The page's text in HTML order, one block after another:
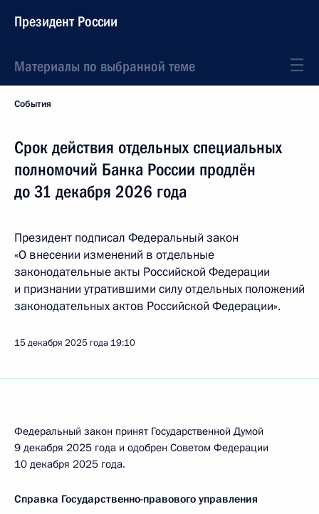
Президент России
Материалы по выбранной теме
События
Срок действия отдельных специальных
полномочий Банка России продлён
до 31 декабря 2026 года
Президент подписал Федеральный закон
«О внесении изменений в отдельные
законодательные акты Российской Федерации
и признании утратившими силу отдельных положений
законодательных актов Российской Федерации».
15 декабря 2025 года 19:10
Федеральный закон принят Государственной Думой
9 декабря 2025 года и одобрен Советом Федерации
10 декабря 2025 года.
Справка Государственно-правового управления